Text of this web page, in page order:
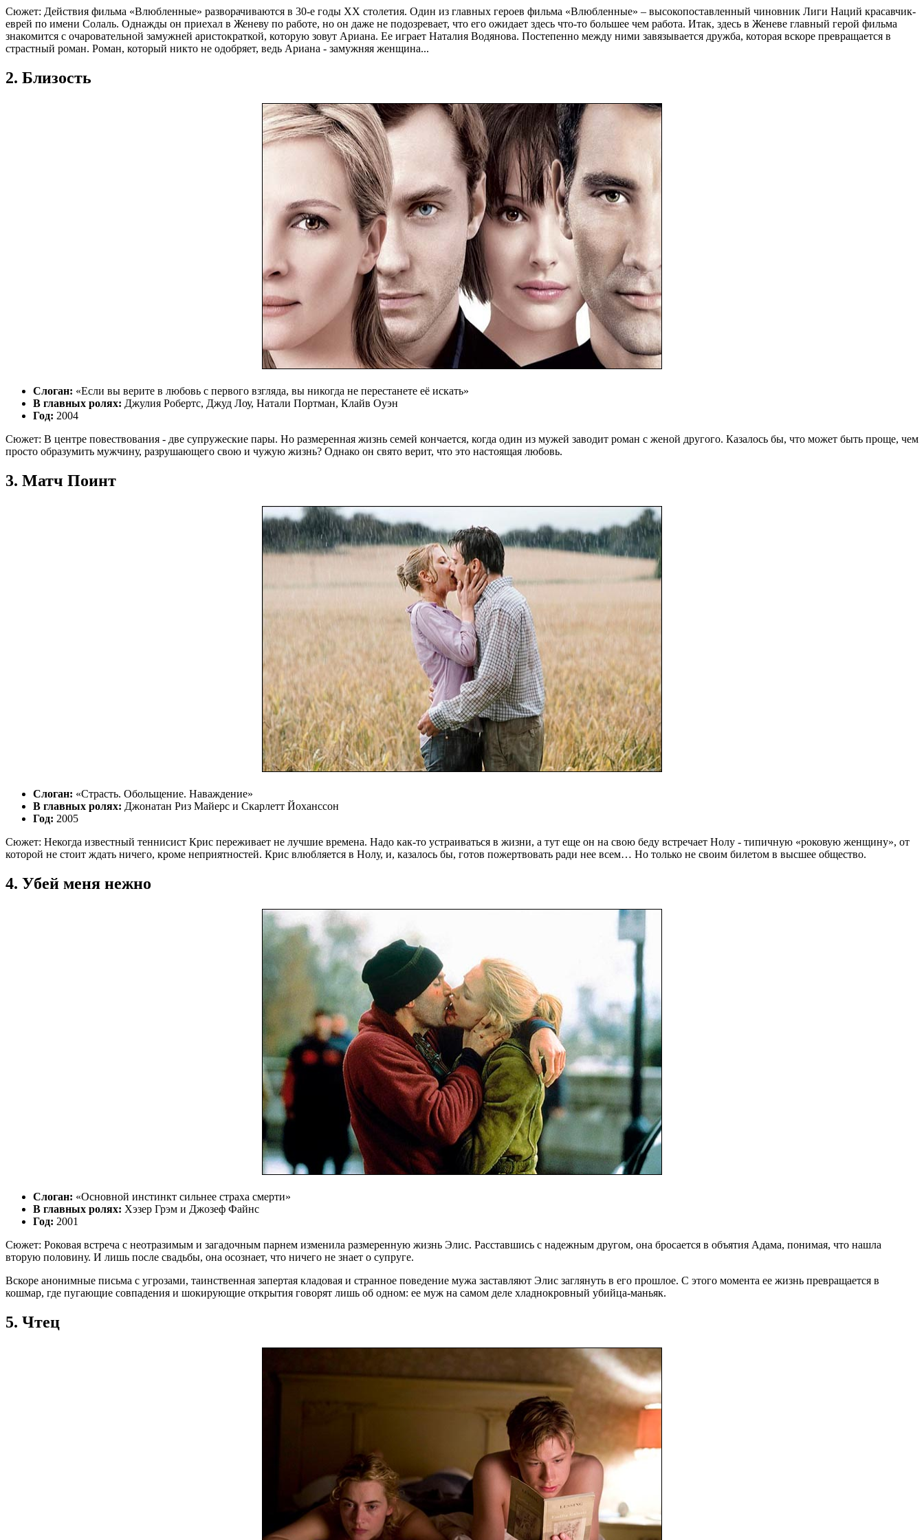
Сюжет: Действия фильма «Влюбленные» разворачиваются в 30-е годы XX столетия. Один из главных героев фильма «Влюбленные» – высокопоставленный чиновник Лиги Наций красавчик-
еврей по имени Солаль. Однажды он приехал в Женеву по работе, но он даже не подозревает, что его ожидает здесь что-то большее чем работа. Итак, здесь в Женеве главный герой фильма
знакомится с очаровательной замужней аристократкой, которую зовут Ариана. Ее играет Наталия Водянова. Постепенно между ними завязывается дружба, которая вскоре превращается в
страстный роман. Роман, который никто не одобряет, ведь Ариана - замужняя женщина...
2. Близость
Слоган: «Если вы верите в любовь с первого взгляда, вы никогда не перестанете её искать»
В главных ролях: Джулия Робертс, Джуд Лоу, Натали Портман, Клайв Оуэн
Год: 2004
Сюжет: В центре повествования - две супружеские пары. Но размеренная жизнь семей кончается, когда один из мужей заводит роман с женой другого. Казалось бы, что может быть проще, чем
просто образумить мужчину, разрушающего свою и чужую жизнь? Однако он свято верит, что это настоящая любовь.
3. Матч Поинт
Слоган: «Страсть. Обольщение. Наваждение»
В главных ролях: Джонатан Риз Майерс и Скарлетт Йоханссон
Год: 2005
Сюжет: Некогда известный теннисист Крис переживает не лучшие времена. Надо как-то устраиваться в жизни, а тут еще он на свою беду встречает Нолу - типичную «роковую женщину», от
которой не стоит ждать ничего, кроме неприятностей. Крис влюбляется в Нолу, и, казалось бы, готов пожертвовать ради нее всем… Но только не своим билетом в высшее общество.
4. Убей меня нежно
Слоган: «Основной инстинкт сильнее страха смерти»
В главных ролях: Хэзер Грэм и Джозеф Файнс
Год: 2001
Сюжет: Роковая встреча с неотразимым и загадочным парнем изменила размеренную жизнь Элис. Расставшись с надежным другом, она бросается в объятия Адама, понимая, что нашла
вторую половину. И лишь после свадьбы, она осознает, что ничего не знает о супруге.
Вскоре анонимные письма с угрозами, таинственная запертая кладовая и странное поведение мужа заставляют Элис заглянуть в его прошлое. С этого момента ее жизнь превращается в
кошмар, где пугающие совпадения и шокирующие открытия говорят лишь об одном: ее муж на самом деле хладнокровный убийца-маньяк.
5. Чтец